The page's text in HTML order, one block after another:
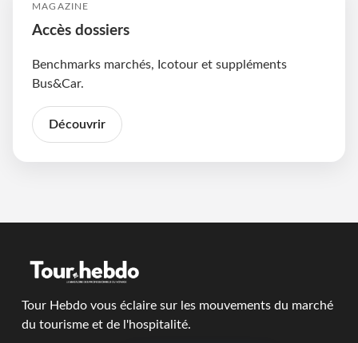
MAGAZINE
Accès dossiers
Benchmarks marchés, Icotour et suppléments
Bus&Car.
Découvrir
Tour Hebdo vous éclaire sur les mouvements du marché
du tourisme et de l'hospitalité.